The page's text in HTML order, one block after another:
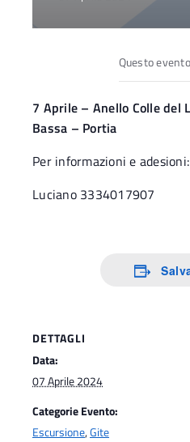
Questo
7 Aprile – Anello Colle del
Bassa – Portia
Per informazioni e adesioni:
Luciano 3334017907
DETTAGLI
Data:
07 Aprile 2024
Categorie Evento:
Escursione,Gite